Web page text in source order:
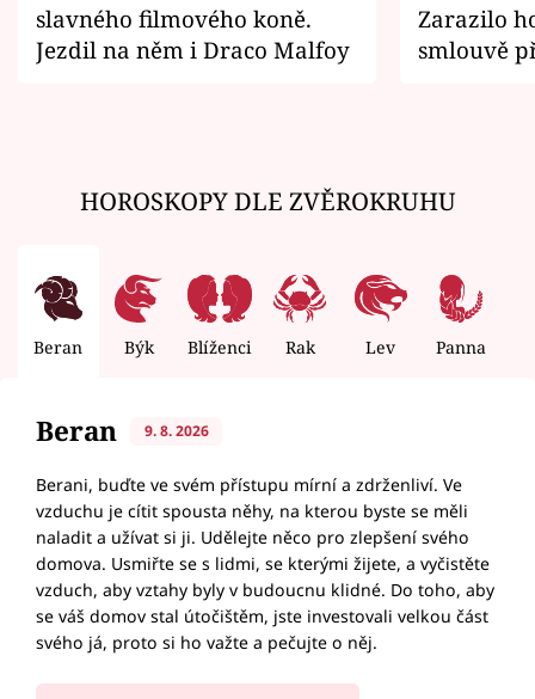
slavného filmového koně.
Jezdil na něm i Draco Malfoy
Zarazilo
smlouvě
HOROSKOPY DLE ZVĚROKRUHU
Beran Býk Blíženci Rak Lev Panna
Beran 9. 8. 2026
Berani, buďte ve svém přístupu mírní a zdrženliví. Ve
vzduchu je cítit spousta něhy, na kterou byste se měli
naladit a užívat si ji. Udělejte něco pro zlepšení svého
domova. Usmiřte se s lidmi, se kterými žijete, a vyčistěte
vzduch, aby vztahy byly v budoucnu klidné. Do toho, aby
se váš domov stal útočištěm, jste investovali velkou část
svého já, proto si ho važte a pečujte o něj.